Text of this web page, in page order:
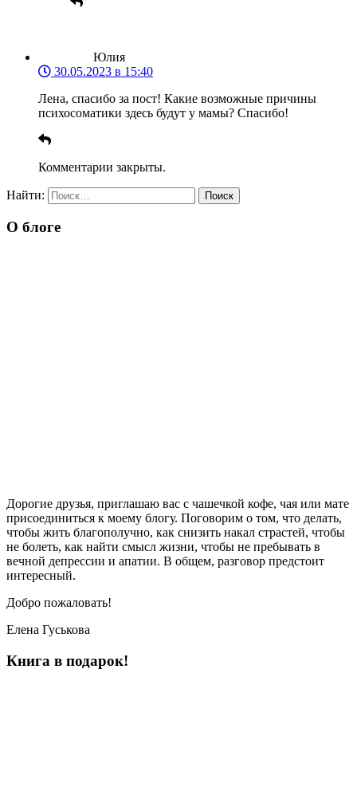
Юлия
30.05.2023 в 15:40
Лена, спасибо за пост! Какие возможные причины
психосоматики здесь будут у мамы? Спасибо!
Комментарии закрыты.
Найти:
О блоге
Дорогие друзья, приглашаю вас с чашечкой кофе, чая или мате
присоединиться к моему блогу. Поговорим о том, что делать,
чтобы жить благополучно, как снизить накал страстей, чтобы
не болеть, как найти смысл жизни, чтобы не пребывать в
вечной депрессии и апатии. В общем, разговор предстоит
интересный.
Добро пожаловать!
Елена Гуськова
Книга в подарок!